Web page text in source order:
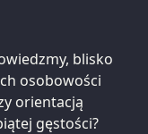
blisko
osobowości
orientacją
gęstości?